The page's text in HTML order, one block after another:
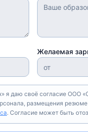
Желаемая
даю своё согласие ООО
размещения
. Согласие может быть